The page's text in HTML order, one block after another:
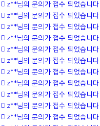
z**님의 문의가 접수 되었습니다
z**님의 문의가 접수 되었습니다
z**님의 문의가 접수 되었습니다
z**님의 문의가 접수 되었습니다
z**님의 문의가 접수 되었습니다
z**님의 문의가 접수 되었습니다
z**님의 문의가 접수 되었습니다
z**님의 문의가 접수 되었습니다
z**님의 문의가 접수 되었습니다
z**님의 문의가 접수 되었습니다
z**님의 문의가 접수 되었습니다